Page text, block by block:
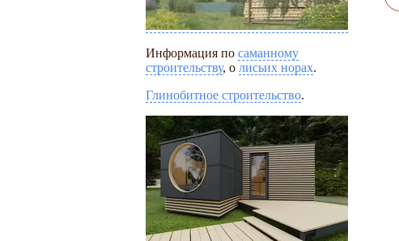
Информация по саманному
строительству, о лисьих норах.
Глинобитное строительство.